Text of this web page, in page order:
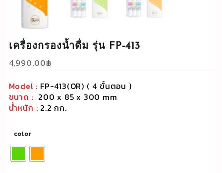
เครื่องกรองน้ำดื่ม รุ่น FP-413
4,990.00฿
Model : FP-413(OR) ( 4 ขั้นตอน )
ขนาด : 200 x 85 x 300 mm
น้ำหนัก : 2.2 กก.
color